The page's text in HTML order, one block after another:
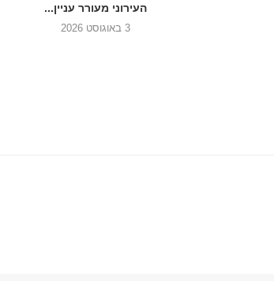
העירוני מעורר עניין...
3 באוגוסט 2026